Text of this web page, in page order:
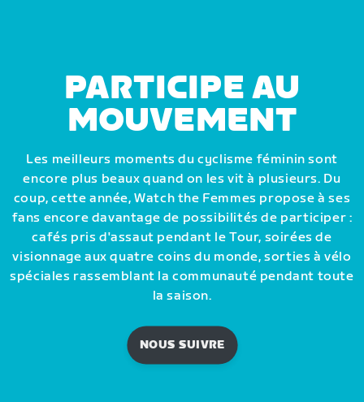
PARTICIPE AU
MOUVEMENT
Les meilleurs moments du cyclisme féminin sont
encore plus beaux quand on les vit à plusieurs. Du
coup, cette année, Watch the Femmes propose à ses
fans encore davantage de possibilités de participer :
cafés pris d'assaut pendant le Tour, soirées de
visionnage aux quatre coins du monde, sorties à vélo
spéciales rassemblant la communauté pendant toute
la saison.
NOUS SUIVRE